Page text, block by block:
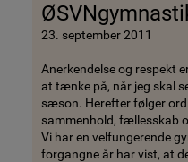
23. september 2011
Anerkendelse og respekt
at tænke på, når jeg skal
sæson. Herefter følger
sammenhold, fællesskab
Vi har en velfungerende
forgangne år har vist, at